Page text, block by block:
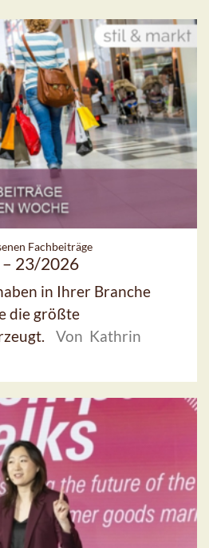
Fachbeiträge
– 23/2026
in Ihrer Branche
die größte
Von Kathrin